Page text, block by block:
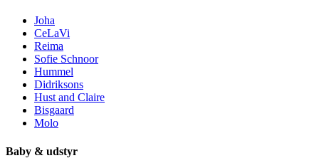
Joha
CeLaVi
Reima
Sofie Schnoor
Hummel
Didriksons
Hust and Claire
Bisgaard
Molo
Baby & udstyr